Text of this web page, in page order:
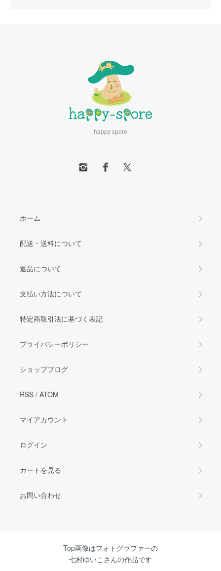
happy spore
ホーム
配送・送料について
返品について
支払い方法について
特定商取引法に基づく表記
プライバシーポリシー
ショップブログ
RSS / ATOM
マイアカウント
ログイン
カートを見る
お問い合わせ
Top画像はフォトグラファーの
七村ゆいこさんの作品です